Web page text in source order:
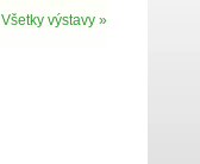
Všetky výstavy »